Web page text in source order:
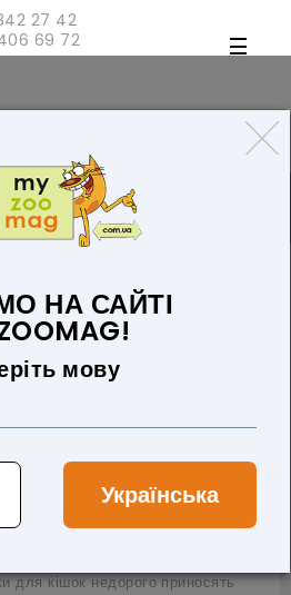
27 42
69 72
ДЛЯ КІШОК
БЛОГ
ПРО НАС
ТОВАРІВ 0 (0 ГРН)
НА САЙТІ
мову
Українська
для котів
діти, люблять іграшки та ігри. А
тому що діти дуже
для кішок недорого приносять